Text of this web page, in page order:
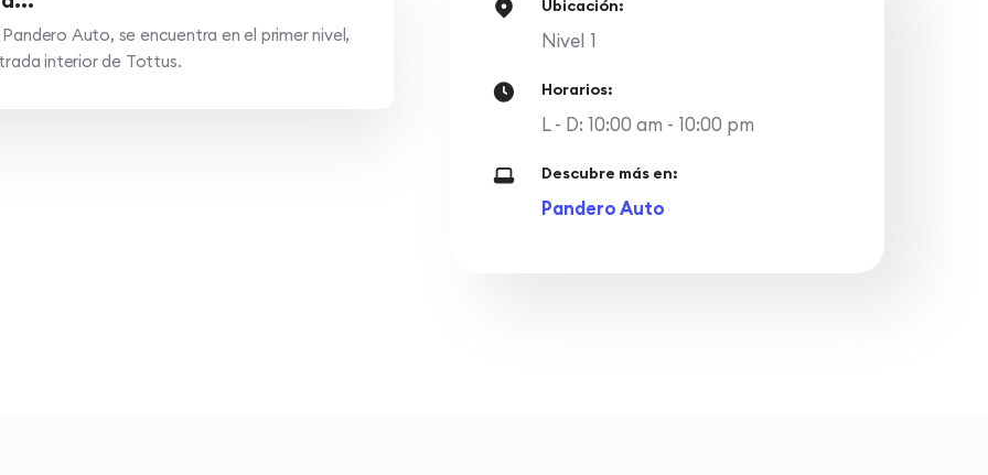
Auto, se encuentra en el primer nivel,
interior de Tottus.
Ubicación:
Nivel 1
Horarios:
L - D: 10:00 am - 10:00 pm
Descubre más en:
Pandero Auto